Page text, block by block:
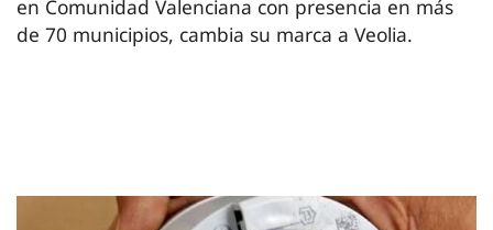
en Comunidad Valenciana con presencia en más
de 70 municipios, cambia su marca a Veolia.